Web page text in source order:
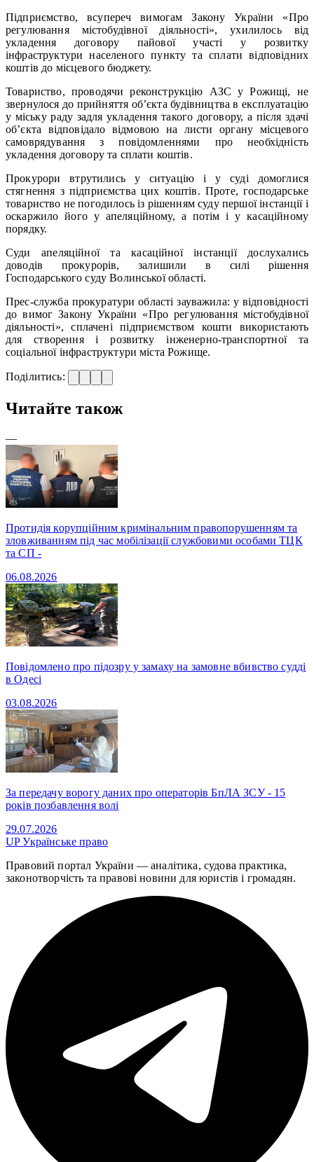
Підприємство, всупереч вимогам Закону України «Про
регулювання містобудівної діяльності», ухилилось від
укладення договору пайової участі у розвитку
інфраструктури населеного пункту та сплати відповідних
коштів до місцевого бюджету.
Товариство, проводячи реконструкцію АЗС у Рожищі, не
звернулося до прийняття об’єкта будівництва в експлуатацію
у міську раду задля укладення такого договору, а після здачі
об’єкта відповідало відмовою на листи органу місцевого
самоврядування з повідомленнями про необхідність
укладення договору та сплати коштів.
Прокурори втрутились у ситуацію і у суді домоглися
стягнення з підприємства цих коштів. Проте, господарське
товариство не погодилось із рішенням суду першої інстанції і
оскаржило його у апеляційному, а потім і у касаційному
порядку.
Суди апеляційної та касаційної інстанції дослухались
доводів прокурорів, залишили в силі рішення
Господарського суду Волинської області.
Прес-служба прокуратури області зауважила: у відповідності
до вимог Закону України «Про регулювання містобудівної
діяльності», сплачені підприємством кошти використають
для створення і розвитку інженерно-транспортної та
соціальної інфраструктури міста Рожище.
Поділитись:
Читайте також
—
Протидія корупційним кримінальним правопорушенням та
зловживанням під час мобілізації службовими особами ТЦК
та СП -
06.08.2026
Повідомлено про підозру у замаху на замовне вбивство судді
в Одесі
03.08.2026
За передачу ворогу даних про операторів БпЛА ЗСУ - 15
років позбавлення волі
29.07.2026
UPУкраїнське право
Правовий портал України — аналітика, судова практика,
законотворчість та правові новини для юристів і громадян.